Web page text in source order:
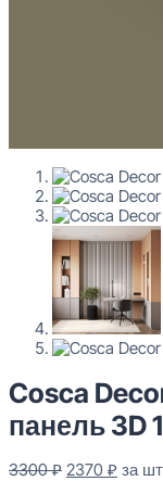
Cosca
панель 3D
3300₽ 2370 ₽ за